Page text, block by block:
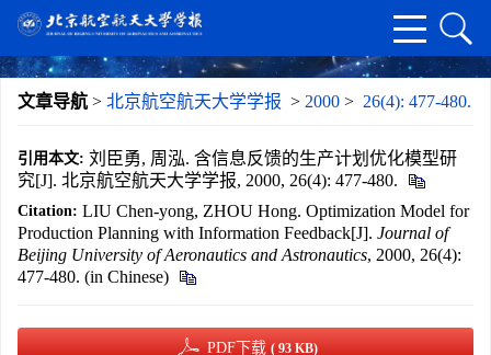
文章导航 > 北京航空航天大学学报 > 2000 > 26(4): 477-480.
引用本文: 刘臣勇, 周泓. 含信息反馈的生产计划优化模型研
究[J]. 北京航空航天大学学报, 2000, 26(4): 477-480.
Citation: LIU Chen-yong, ZHOU Hong. Optimization Model for
Production Planning with Information Feedback[J]. Journal of
Beijing University of Aeronautics and Astronautics, 2000, 26(4):
477-480. (in Chinese)
PDF下载 ( 93 KB)